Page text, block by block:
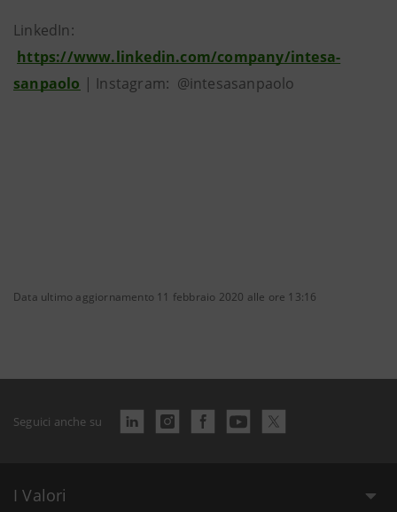
LinkedIn:
https://www.linkedin.com/company/intesa-
sanpaolo | Instagram: @intesasanpaolo
Data ultimo aggiornamento 11 febbraio 2020 alle ore 13:16
Seguici anche su
I Valori